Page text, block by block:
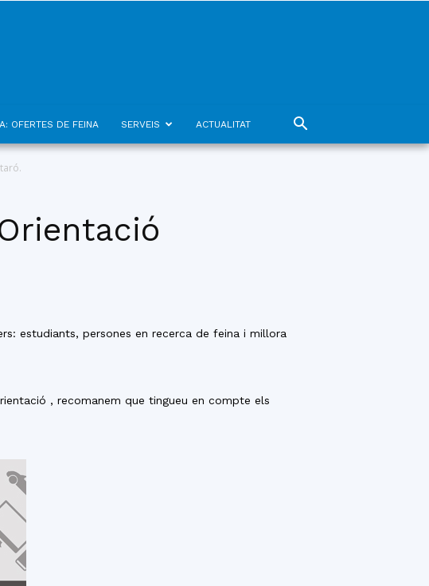
OFERTES DE FEINA SERVEIS ACTUALITAT
estudiants, persones en recerca de feina i millora
, recomanem que tingueu en compte els